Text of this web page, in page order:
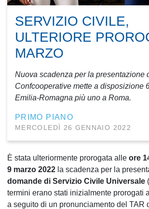
SERVIZIO CIVILE,
ULTERIORE
MARZO
Nuova scadenza per la presentazione
Confcooperative mette a disposizione
Emilia-Romagna più uno a Roma.
PRIMO PIANO
MERCOLEDÌ 26 GENNAIO 2022
È stata ulteriormente prorogata alle ore
9 marzo 2022 la scadenza per la
domande di Servizio Civile Universale (
termini erano stati inizialmente prorogati
a seguito di un pronunciamento del TAR